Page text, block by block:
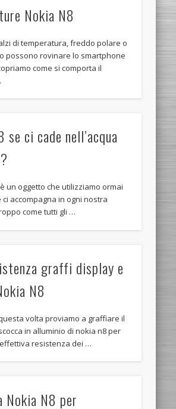
Nokia N8
di temperatura, freddo polare o
possono rovinare lo smartphone
come si comporta il
se ci cade nell’acqua
un oggetto che utilizziamo ormai
ci accompagna in ogni nostra
come tutti gli …
graffi display e
N8
volta proviamo a graffiare il
in alluminio di nokia n8 per
resistenza dei …
Nokia N8 per